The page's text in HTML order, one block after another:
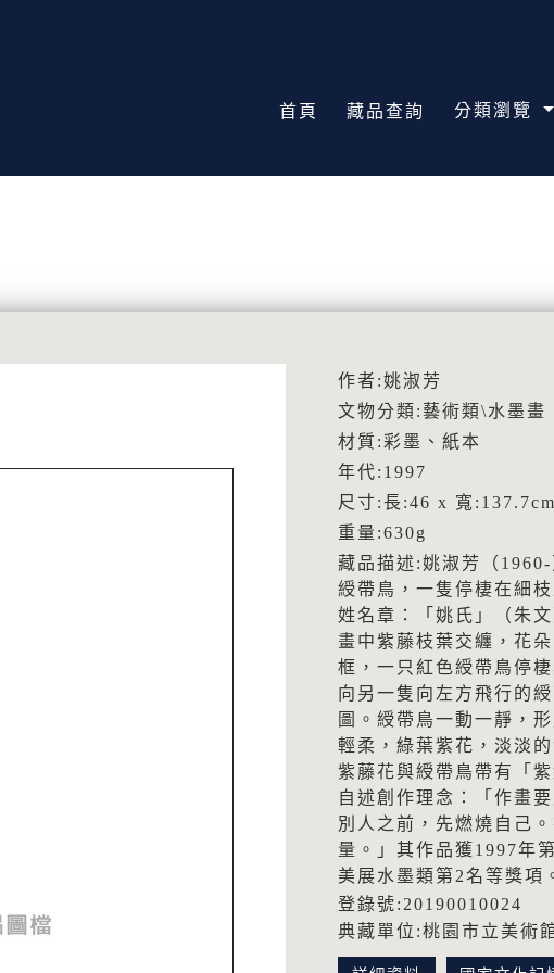
首頁 藏品查詢 分類瀏覽
作者:姚淑芳
文物分類:藝術類\水墨畫
材質:彩墨、紙本
年代:1997
尺寸:長:46 x 寬:137.7cm
重量:630g
藏品描述:姚淑芳（
綬帶鳥，一隻停棲在細
姓名章：「姚氏」（朱文
畫中紫藤枝葉交纏，花
框，一只紅色綬帶鳥停
向另一隻向左方飛行的
圖。綬帶鳥一動一靜，
輕柔，綠葉紫花，淡淡
紫藤花與綬帶鳥帶有「
自述創作理念：「作畫
別人之前，先燃燒自己
量。」其作品獲1997年
美展水墨類第2名等獎項
登錄號:20190010024
典藏單位:桃園市立美術